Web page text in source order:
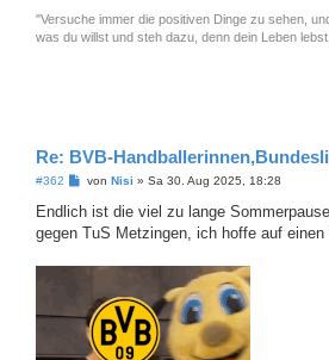
"Versuche immer die positiven Dinge zu sehen,
was du willst und steh dazu, denn dein Leben
Re: BVB-
#362
B
i
g
von Nisi » Sa 30. Aug 2025, 18:28
Endlich ist die viel zu lange
gegen TuS Metzingen, ich hoffe auf